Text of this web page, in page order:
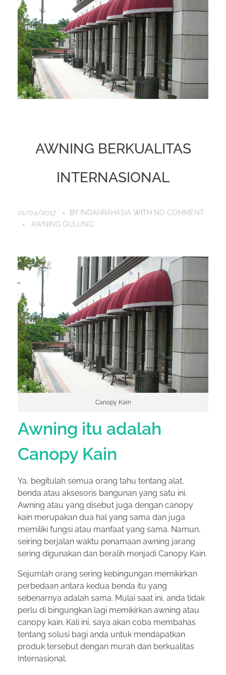
AWNING BERKUALITAS
INTERNASIONAL
01/04/2017 BY INDAHRAHASIA WITH NO COMMENT
AWNING GULUNG
Canopy Kain
Awning itu adalah
Canopy Kain
Ya, begitulah semua orang tahu tentang alat,
benda atau aksesoris bangunan yang satu ini.
Awning atau yang disebut juga dengan canopy
kain merupakan dua hal yang sama dan juga
memiliki fungsi atau manfaat yang sama. Namun,
seiring berjalan waktu penamaan awning jarang
sering digunakan dan beralih menjadi Canopy Kain.
Sejumlah orang sering kebingungan memikirkan
perbedaan antara kedua benda itu yang
sebenarnya adalah sama. Mulai saat ini, anda tidak
perlu di bingungkan lagi memikirkan awning atau
canopy kain. Kali ini, saya akan coba membahas
tentang solusi bagi anda untuk mendapatkan
produk tersebut dengan murah dan berkualitas
Internasional.